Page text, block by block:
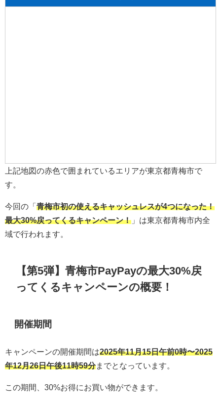
上記地図の赤色で囲まれているエリアが東京都青梅市で
す。
今回の「 青梅市初の使えるキャッシュレスが4つになった！
最大30%戻ってくるキャンペーン！ 」は東京都青梅市内全
域で行われます。
【第5弾】青梅市PayPayの最大30%戻
ってくるキャンペーンの概要！
開催期間
キャンペーンの開催期間は2025年11月15日午前0時〜2025
年12月26日午後11時59分までとなっています。
この期間、30%お得にお買い物ができます。